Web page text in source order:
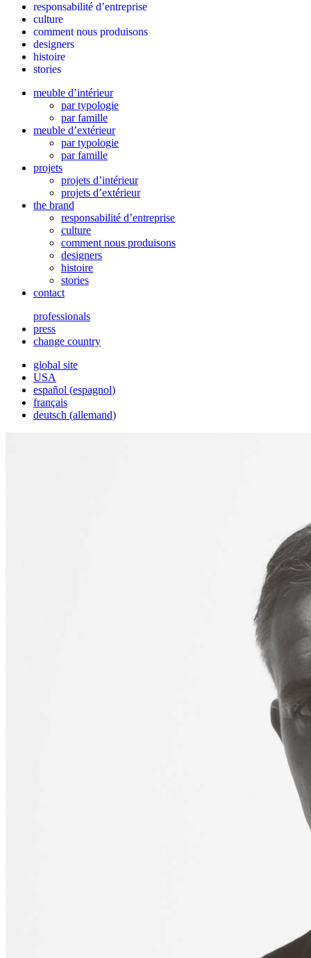
responsabilité d’entreprise
culture
comment nous produisons
designers
histoire
stories
meuble d’intérieur
par typologie
par famille
meuble d’extérieur
par typologie
par famille
projets
projets d’intérieur
projets d’extérieur
the brand
responsabilité d’entreprise
culture
comment nous produisons
designers
histoire
stories
contact
professionals
press
change country
global site
USA
español (espagnol)
français
deutsch (allemand)